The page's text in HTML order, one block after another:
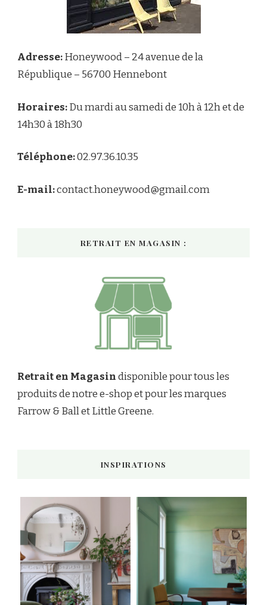
Adresse:Honeywood – 24 avenue de la
République – 56700 Hennebont
Horaires:Du mardi au samedi de 10h à 12h et de
14h30 à 18h30
Téléphone:02.97.36.10.35
E-mail:contact.honeywood@gmail.com
RETRAIT EN MAGASIN :
Retrait en Magasindisponible pour tous les
produits de notre e-shop et pour les marques
Farrow & Ball et Little Greene.
INSPIRATIONS